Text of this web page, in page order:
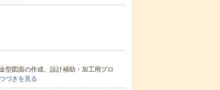
型図面の作成、設計補助・加工用プロ
づきを見る